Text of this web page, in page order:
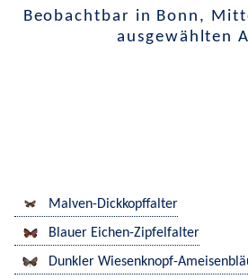
Beobachtbar in Bonn,
ausgewählten
Malven-Dickkopffalter
Blauer Eichen-Zipfelfalter
Dunkler Wiesenknopf-